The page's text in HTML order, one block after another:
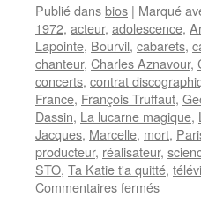
Publié dansbios | Marqué
1972, acteur, adolescence,
Lapointe, Bourvil, cabarets,
chanteur, Charles Aznavour,
concerts, contrat
France, François Truffaut,
Dassin, La lucarne magique,
Jacques, Marcelle, mort,
producteur, réalisateur,
STO, Ta Katie t'a quitté,
Commentaires ferméssur